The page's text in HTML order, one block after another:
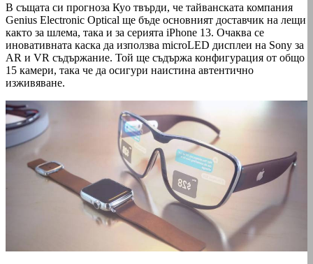
В същата си прогноза Куо твърди, че тайванската компания
Genius Electronic Optical ще бъде основният доставчик на лещи
както за шлема, така и за серията iPhone 13. Очаква се
иновативната каска да използва microLED дисплеи на Sony за
AR и VR съдържание. Той ще съдържа конфигурация от общо
15 камери, така че да осигури наистина автентично
изживяване.